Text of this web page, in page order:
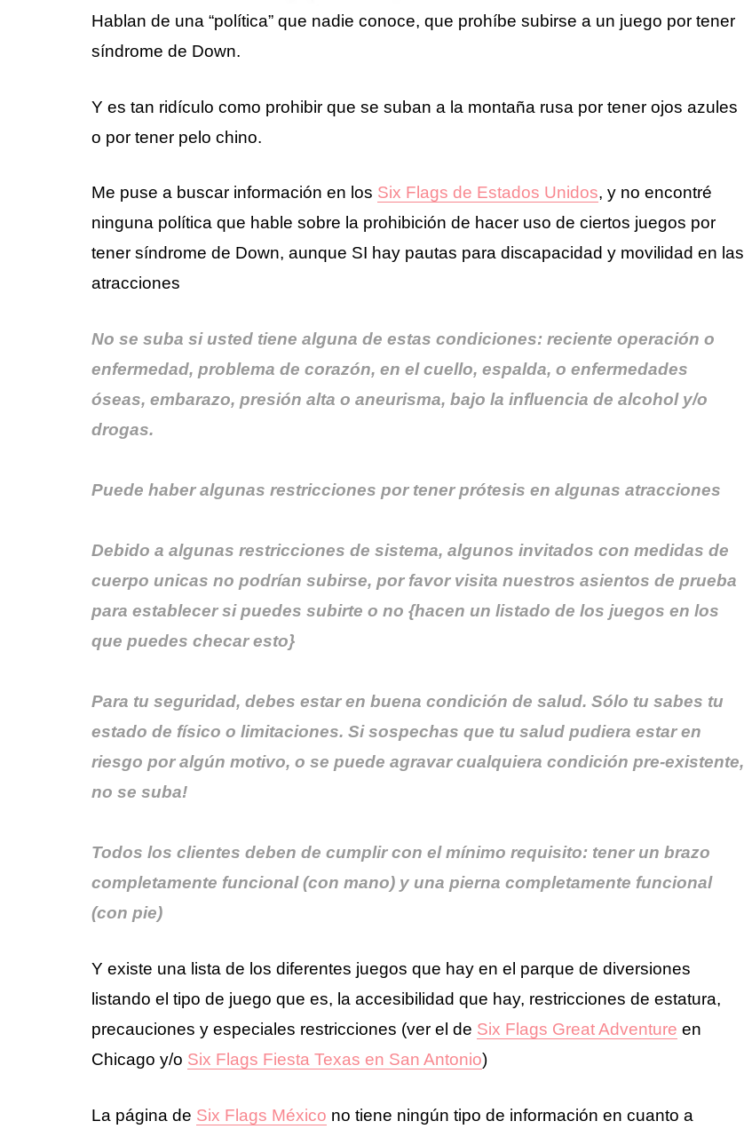
Hablan de una “política” que nadie conoce, que prohíbe subirse a un juego por tener
síndrome de Down.
Y es tan ridículo como prohibir que se suban a la montaña rusa por tener ojos azules
o por tener pelo chino.
Me puse a buscar información en los Six Flags de Estados Unidos, y no encontré
ninguna política que hable sobre la prohibición de hacer uso de ciertos juegos por
tener síndrome de Down, aunque SI hay pautas para discapacidad y movilidad en las
atracciones
No se suba si usted tiene alguna de estas condiciones: reciente operación o
enfermedad, problema de corazón, en el cuello, espalda, o enfermedades
óseas, embarazo, presión alta o aneurisma, bajo la influencia de alcohol y/o
drogas.
Puede haber algunas restricciones por tener prótesis en algunas atracciones
Debido a algunas restricciones de sistema, algunos invitados con medidas de
cuerpo unicas no podrían subirse, por favor visita nuestros asientos de prueba
para establecer si puedes subirte o no {hacen un listado de los juegos en los
que puedes checar esto}
Para tu seguridad, debes estar en buena condición de salud. Sólo tu sabes tu
estado de físico o limitaciones. Si sospechas que tu salud pudiera estar en
riesgo por algún motivo, o se puede agravar cualquiera condición pre-existente,
no se suba!
Todos los clientes deben de cumplir con el mínimo requisito: tener un brazo
completamente funcional (con mano) y una pierna completamente funcional
(con pie)
Y existe una lista de los diferentes juegos que hay en el parque de diversiones
listando el tipo de juego que es, la accesibilidad que hay, restricciones de estatura,
precauciones y especiales restricciones (ver el de Six Flags Great Adventure en
Chicago y/o Six Flags Fiesta Texas en San Antonio)
La página de Six Flags México no tiene ningún tipo de información en cuanto a